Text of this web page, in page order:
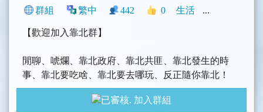
群組 繁中 442 0 生活 中文圈
【歡迎加入靠北群】
閒聊、唬爛、靠北政府、靠北共匪、靠北發生的時
事、靠北要吃啥、靠北要去哪玩、反正隨你靠北！
禁止：色情、暴力血腥、引戰、謾罵、nmslese、
加入群組